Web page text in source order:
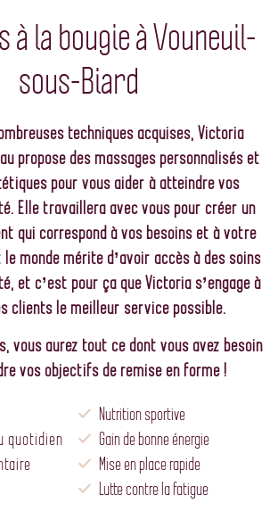
à la bougie à Vouneuil-
sous-Biard
techniques acquises, Victoria
propose des massages personnalisés et
pour vous aider à atteindre vos
Elle travaillera avec vous pour créer un
qui correspond à vos besoins et à votre
le monde mérite d’avoir accès à des soins
et c’est pour ça que Victoria s’engage à
clients le meilleur service possible.
vous aurez tout ce dont vous avez besoin
vos objectifs de remise en forme !
quotidien
Nutrition sportive
Gain de bonne énergie
Mise en place rapide
Lutte contre la fatigue